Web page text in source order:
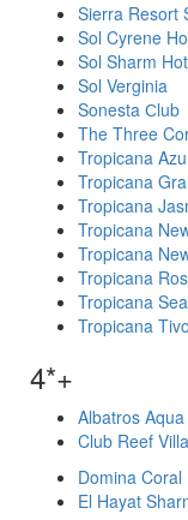
Sierra Resort
Sol Cyrene
Sol Sharm
Sol Verginia
Sonesta Сlub
The Three
Tropicana
Tropicana
Tropicana
Tropicana
Tropicana
Tropicana
Tropicana
Tropicana
4*+
Albatros
Club Reef
Domina
El Hayat